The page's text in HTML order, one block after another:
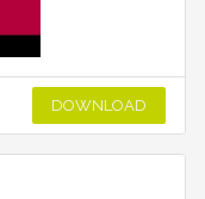
DOWNLOAD